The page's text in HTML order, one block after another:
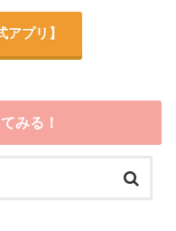
アプリ】
みる！